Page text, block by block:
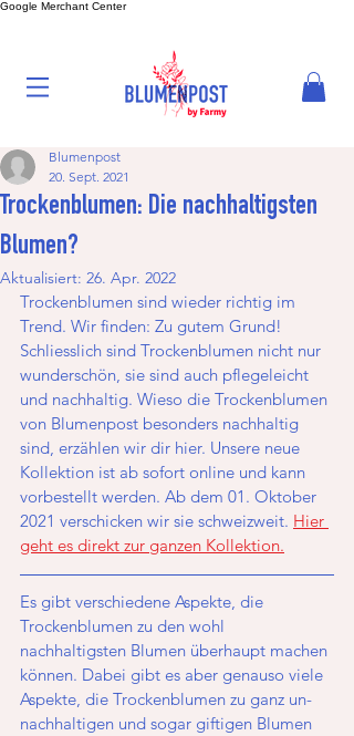
Google Merchant Center
Trockenblumen: Die nachhaltigsten
Blumen?
Blumenpost
20. Sept. 2021
Aktualisiert: 26. Apr. 2022
Trockenblumen sind wieder richtig im
Trend. Wir finden: Zu gutem Grund!
Schliesslich sind Trockenblumen nicht nur
wunderschön, sie sind auch pflegeleicht
und nachhaltig. Wieso die Trockenblumen
von Blumenpost besonders nachhaltig
sind, erzählen wir dir hier. Unsere neue
Kollektion ist ab sofort online und kann
vorbestellt werden. Ab dem 01. Oktober
2021 verschicken wir sie schweizweit. Hier
geht es direkt zur ganzen Kollektion.
Es gibt verschiedene Aspekte, die
Trockenblumen zu den wohl
nachhaltigsten Blumen überhaupt machen
können. Dabei gibt es aber genauso viele
Aspekte, die Trockenblumen zu ganz un-
nachhaltigen und sogar giftigen Blumen